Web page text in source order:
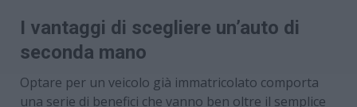
I vantaggi di scegliere un’auto di
seconda mano
Optare per un veicolo già immatricolato comporta
una serie di benefici che vanno ben oltre il semplice